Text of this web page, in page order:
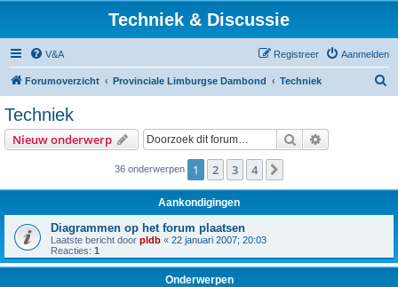
Techniek & Discussie
V&A Aanmelden
Registreer
Forumoverzicht Provinciale Limburgse Dambond Techniek
Techniek
Nieuw onderwerp Zoek
36 onderwerpen 1 2 3 4
Aankondigingen
Diagrammen op het forum plaatsen
Laatste bericht door pldb « 22 januari 2007; 20:03
Reacties: 1
Onderwerpen